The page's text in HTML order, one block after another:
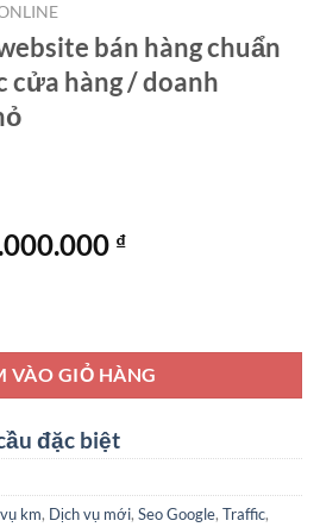
bán hàng chuẩn
cửa hàng / doanh
₫Giá
9.000.000 ₫.
VÀO GIỎ HÀNG
đặc biệt
km, Dịch vụ mới, Seo Google, Traffic,